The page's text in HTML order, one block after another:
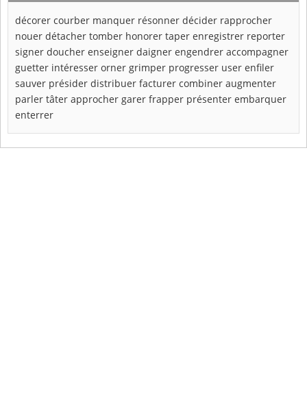
décorer courber manquer résonner décider rapprocher
nouer détacher tomber honorer taper enregistrer reporter
signer doucher enseigner daigner engendrer accompagner
guetter intéresser orner grimper progresser user enfiler
sauver présider distribuer facturer combiner augmenter
parler tâter approcher garer frapper présenter embarquer
enterrer